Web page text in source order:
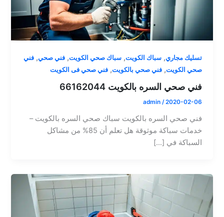
تسليك مجاري,سباك الكويت,سباك صحي الكويت,فني صحي,فني
صحي الكويت,فني صحي بالكويت,فني صحي فى الكويت
فني صحي السره بالكويت 66162044
admin /2020-02-06
فني صحي السره بالكويت سباك صحي السره بالكويت –
خدمات سباكة موثوقة هل تعلم أن 85% من مشاكل
السباكة في […]